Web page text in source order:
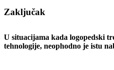
Zaključak
U situacijama kada logopedski
tehnologije, neophodno je istu